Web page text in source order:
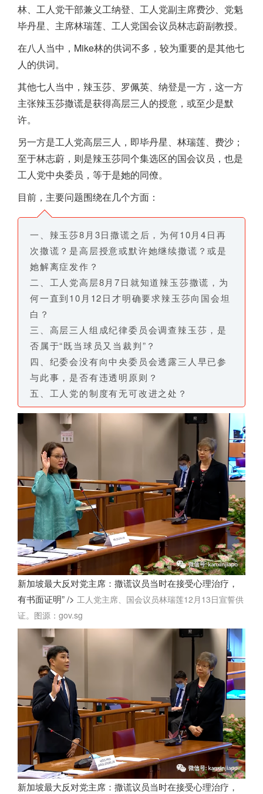
林、工人党干部兼义工纳登、工人党副主席费沙、党魁
毕丹星、主席林瑞莲、工人党国会议员林志蔚副教授。
在八人当中，Mike林的供词不多，较为重要的是其他七
人的供词。
其他七人当中，辣玉莎、罗佩英、纳登是一方，这一方
主张辣玉莎撒谎是获得高层三人的授意，或至少是默
许。
另一方是工人党高层三人，即毕丹星、林瑞莲、费沙；
至于林志蔚，则是辣玉莎同个集选区的国会议员，也是
工人党中央委员，等于是她的同僚。
目前，主要问题围绕在几个方面：
一、辣玉莎8月3日撒谎之后，为何10月4日再
次撒谎？是高层授意或默许她继续撒谎？或是
她解离症发作？
二、工人党高层8月7日就知道辣玉莎撒谎，为
何一直到10月12日才明确要求辣玉莎向国会坦
白？
三、高层三人组成纪律委员会调查辣玉莎，是
否属于“既当球员又当裁判”？
四、纪委会没有向中央委员会透露三人早已参
与此事，是否有违透明原则？
五、工人党的制度有无可改进之处？
新加坡最大反对党主席：撒谎议员当时在接受心理治疗，
有书面证明” /> 工人党主席、国会议员林瑞莲12月13日宣誓供
证。图源：gov.sg
新加坡最大反对党主席：撒谎议员当时在接受心理治疗，